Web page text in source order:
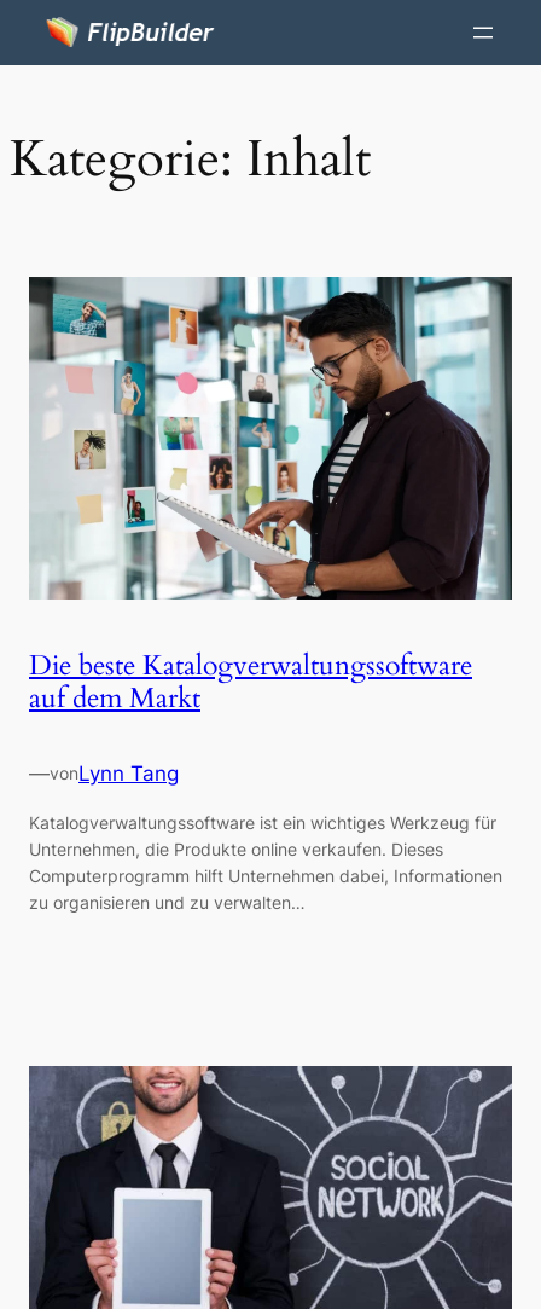
Kategorie: Inhalt
Die beste Katalogverwaltungssoftware
auf dem Markt
—vonLynn Tang
Katalogverwaltungssoftware ist ein wichtiges Werkzeug für
Unternehmen, die Produkte online verkaufen. Dieses
Computerprogramm hilft Unternehmen dabei, Informationen
zu organisieren und zu verwalten…